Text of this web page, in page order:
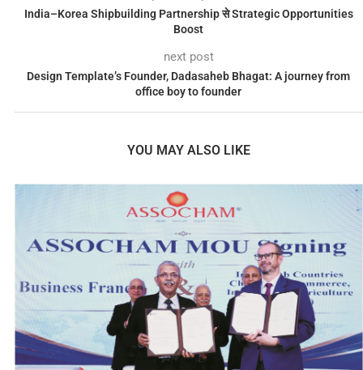
India–Korea Shipbuilding Partnership से Strategic Opportunities
Boost
next post
Design Template’s Founder, Dadasaheb Bhagat: A journey from
office boy to founder
YOU MAY ALSO LIKE